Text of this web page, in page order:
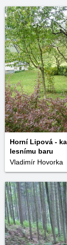
Horní Lipová -
lesnímu baru
Vladimír Hovorka